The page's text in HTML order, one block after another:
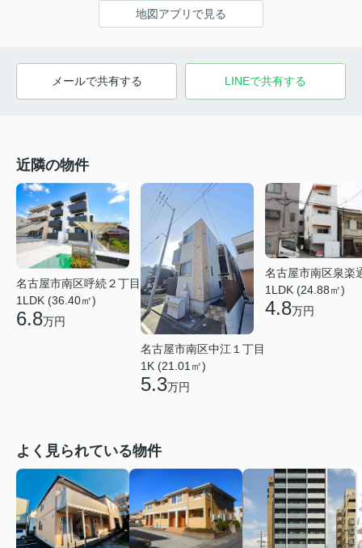
地図アプリで見る
メールで共有する LINEで共有する
近隣の物件
名古屋市南区呼続２丁目
1LDK (36.40㎡)
6.8万円
名古屋市南区中江１丁目
1K (21.01㎡)
5.3万円
名古屋市南区泉楽
1LDK (24.88㎡)
4.8万円
よく見られている物件